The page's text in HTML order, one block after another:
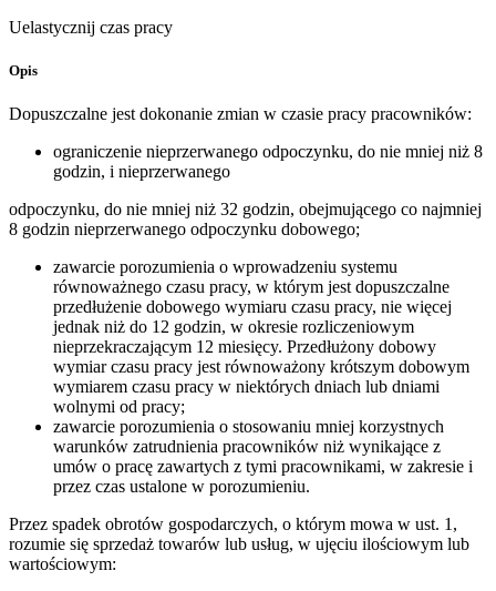
Uelastycznij czas pracy
Opis
Dopuszczalne jest dokonanie zmian w czasie pracy pracowników:
ograniczenie nieprzerwanego odpoczynku, do nie mniej niż 8
godzin, i nieprzerwanego
odpoczynku, do nie mniej niż 32 godzin, obejmującego co najmniej
8 godzin nieprzerwanego odpoczynku dobowego;
zawarcie porozumienia o wprowadzeniu systemu
równoważnego czasu pracy, w którym jest dopuszczalne
przedłużenie dobowego wymiaru czasu pracy, nie więcej
jednak niż do 12 godzin, w okresie rozliczeniowym
nieprzekraczającym 12 miesięcy. Przedłużony dobowy
wymiar czasu pracy jest równoważony krótszym dobowym
wymiarem czasu pracy w niektórych dniach lub dniami
wolnymi od pracy;
zawarcie porozumienia o stosowaniu mniej korzystnych
warunków zatrudnienia pracowników niż wynikające z
umów o pracę zawartych z tymi pracownikami, w zakresie i
przez czas ustalone w porozumieniu.
Przez spadek obrotów gospodarczych, o którym mowa w ust. 1,
rozumie się sprzedaż towarów lub usług, w ujęciu ilościowym lub
wartościowym: